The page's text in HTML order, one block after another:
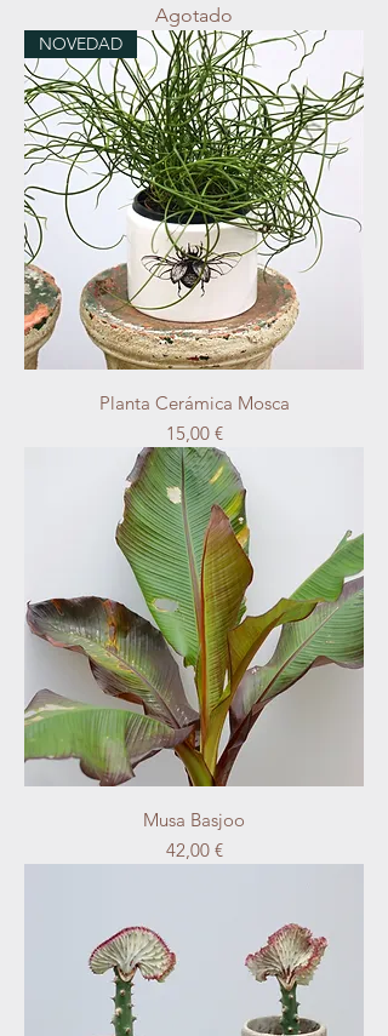
Agotado
NOVEDAD
Planta Cerámica Mosca
Precio
15,00 €
Musa Basjoo
Precio
42,00 €